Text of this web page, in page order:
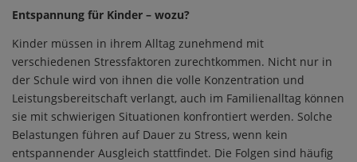
Entspannung für Kinder – wozu?
Kinder müssen in ihrem Alltag zunehmend mit
verschiedenen Stressfaktoren zurechtkommen. Nicht nur in
der Schule wird von ihnen die volle Konzentration und
Leistungsbereitschaft verlangt, auch im Familienalltag können
sie mit schwierigen Situationen konfrontiert werden. Solche
Belastungen führen auf Dauer zu Stress, wenn kein
entspannender Ausgleich stattfindet. Die Folgen sind häufig